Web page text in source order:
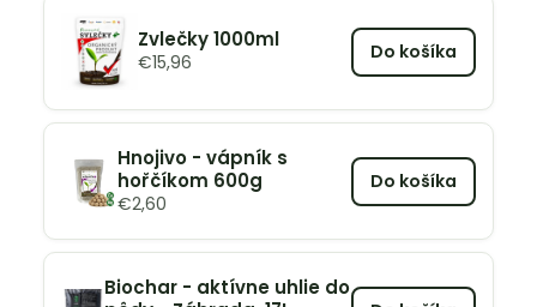
Zvlečky 1000ml
€15,96 Do košíka
Hnojivo - vápník s
hořčíkom 600g
€2,60
Do košíka
Biochar - aktívne uhlie do